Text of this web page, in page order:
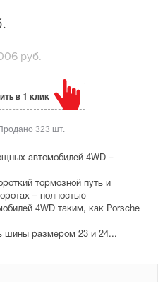
автомобилей 4WD –
тормозной путь и
– полностью
4WD таким, как Porsche
шины размером 23 и 24...
руб.
в 1 клик
323 шт.